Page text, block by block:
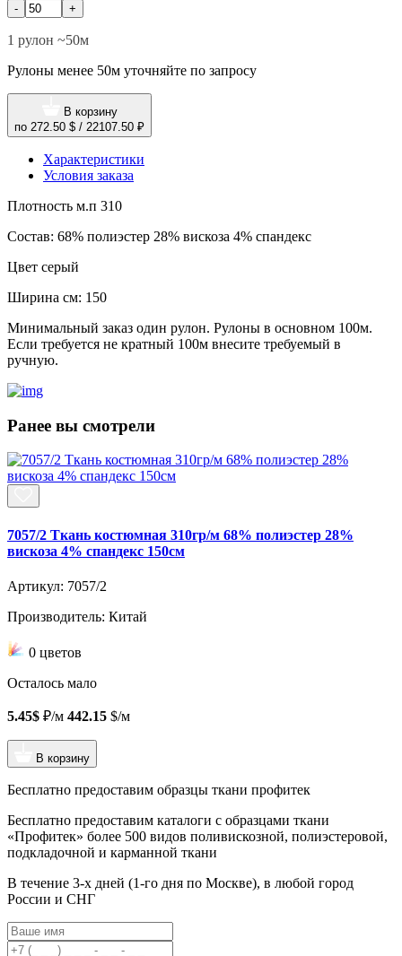
- +
1 рулон ~50м
Рулоны менее 50м уточняйте по запросу
В корзину
по 272.50 $ / 22107.50 ₽
Характеристики
Условия заказа
Плотность м.п 310
Состав: 68% полиэстер 28% вискоза 4% спандекс
Цвет серый
Ширина см: 150
Минимальный заказ один рулон. Рулоны в основном 100м.
Если требуется не кратный 100м внесите требуемый в
ручную.
Ранее вы смотрели
7057/2 Ткань костюмная 310гр/м 68% полиэстер 28%
вискоза 4% спандекс 150см
Артикул: 7057/2
Производитель: Китай
0 цветов
Осталось мало
5.45$ ₽/м 442.15 $/м
В корзину
Бесплатно предоставим образцы ткани профитек
Бесплатно предоставим каталоги с образцами ткани
«Профитек» более 500 видов поливискозной, полиэстеровой,
подкладочной и карманной ткани
В течение 3-х дней (1-го дня по Москве), в любой город
России и СНГ